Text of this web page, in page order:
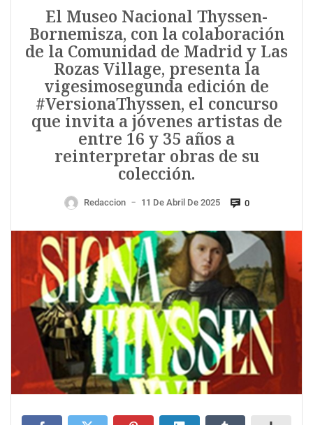
El Museo Nacional Thyssen-
Bornemisza, con la colaboración
de la Comunidad de Madrid y Las
Rozas Village, presenta la
vigesimosegunda edición de
#VersionaThyssen, el concurso
que invita a jóvenes artistas de
entre 16 y 35 años a
reinterpretar obras de su
colección.
Redaccion — 11 De Abril De 2025 0